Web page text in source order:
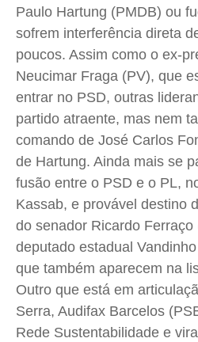
Wanda Sily
Quem Somos
Expediente
Contato
Anuncie
Termos de Uso
Privacidade
Wanda Sily
Quem Somos
Expediente
Contato
Anuncie
Termos de Uso
Privacidade
Wanda Sily
Quem Somos
Expediente
Contato
Anuncie
Termos de Uso
Privacidade
Wanda Sily
Quem Somos
Expediente
Contato
Anuncie
Termos de Uso
Privacidade
Paulo Hartung (PMDB) ou
sofrem interferência direta
poucos. Assim como o ex-
Neucimar Fraga (PV), que
entrar no PSD, outras
partido atraente, mas nem
comando de José Carlos
de Hartung. Ainda mais se
fusão entre o PSD e o PL,
Kassab, e provável destino
do senador Ricardo
deputado estadual
que também aparecem na
Outro que está em
Serra, Audifax Barcelos
Rede Sustentabilidade e